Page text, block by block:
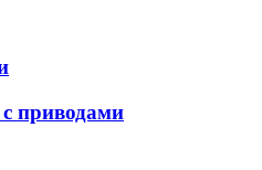
приводами